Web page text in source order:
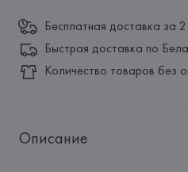
Бесплатная доставка за
Быстрая доставка по
Количество товаров без
Описание